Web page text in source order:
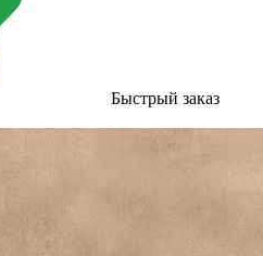
Быстрый заказ